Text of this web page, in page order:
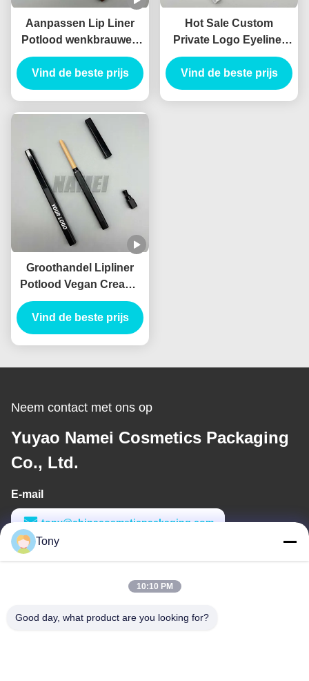
Aanpassen Lip Liner
Potlood wenkbrauwen
eyeliner buis met
borstel lip liner potlood
container met chipper
Vind de beste prijs
Hot Sale Custom
Private Logo Eyeliner
Potlood Container
Blister potlood Slim
Leeg Lip Liner Tube
Vind de beste prijs
Groothandel Lipliner
Potlood Vegan Creamy
Container Waterdicht
Custom Logo Private
Label
Vind de beste prijs
Neem contact met ons op
Yuyao Namei Cosmetics Packaging
Co., Ltd.
E-mail
tony@chinacosmeticpackaging.com
Werktijd
Tony
10:10 PM
Good day, what product are you looking for?